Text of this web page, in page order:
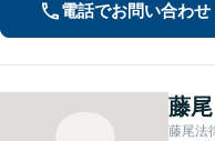
電話でお問い合わせ
藤
藤尾法